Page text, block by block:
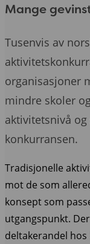
Mange
Tusenvis av
organisasjoner
mindre skoler
aktivitetsnivå
konkurransen.
Tradisjonelle
mot de som
konsept som
utgangspunkt.
deltakerandel